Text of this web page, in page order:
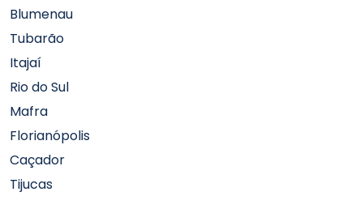
Blumenau
Tubarão
Itajaí
Rio do Sul
Mafra
Florianópolis
Caçador
Tijucas